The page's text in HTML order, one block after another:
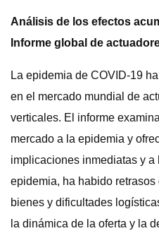
Análisis de los efectos
Informe global de
La epidemia de COVID-19
en el mercado mundial de
verticales. El informe
mercado a la epidemia y
implicaciones inmediatas y
epidemia, ha habido
bienes y dificultades
la dinámica de la oferta y la